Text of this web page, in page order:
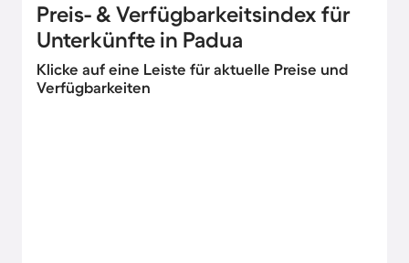
Preis- & Verfügbarkeitsindex für
Unterkünfte in Padua
Klicke auf eine Leiste für aktuelle Preise und
Verfügbarkeiten